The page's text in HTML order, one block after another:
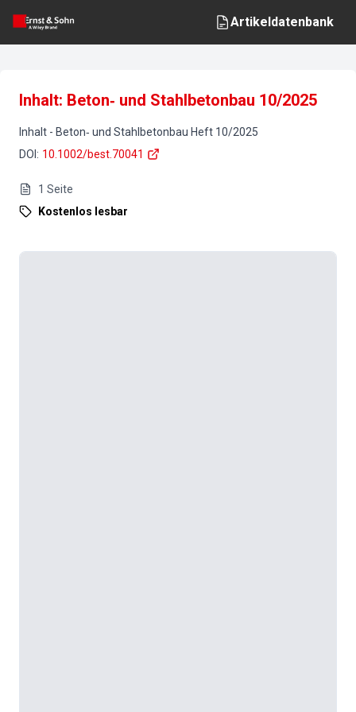
Artikeldatenbank
Inhalt: Beton‐ und Stahlbetonbau 10/2025
Inhalt - Beton‐ und Stahlbetonbau Heft 10/2025
DOI : 10.1002/best.70041
1 Seite
Kostenlos lesbar